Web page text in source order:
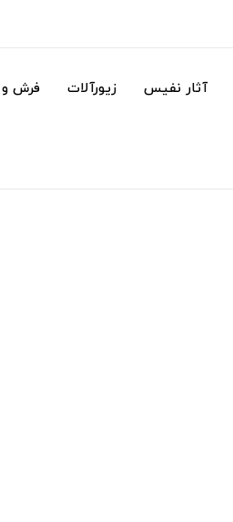
آثار نفیس زیورآلات فرش و